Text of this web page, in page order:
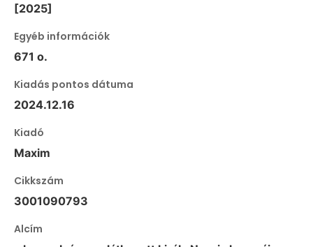
[2025]
Egyéb információk
671 o.
Kiadás pontos dátuma
2024.12.16
Kiadó
Maxim
Cikkszám
3001090793
Alcím